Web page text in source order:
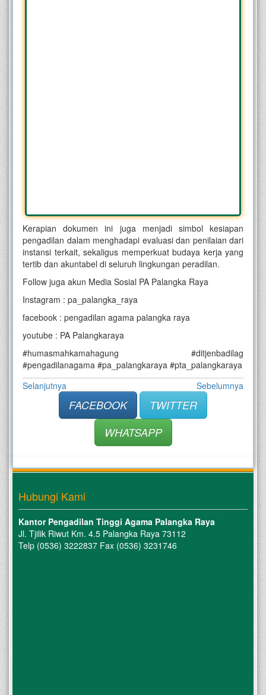
Kerapian dokumen ini juga menjadi simbol kesiapan
pengadilan dalam menghadapi evaluasi dan penilaian dari
instansi terkait, sekaligus memperkuat budaya kerja yang
tertib dan akuntabel di seluruh lingkungan peradilan.
Follow juga akun Media Sosial PA Palangka Raya
Instagram : pa_palangka_raya
facebook : pengadilan agama palangka raya
youtube : PA Palangkaraya
#humasmahkamahagung #ditjenbadilag
#pengadilanagama #pa_palangkaraya #pta_palangkaraya
Selanjutnya
Sebelumnya
FACEBOOK
TWITTER
WHATSAPP
Hubungi Kami
Kantor Pengadilan Tinggi Agama Palangka Raya
Jl. Tjilik Riwut Km. 4.5 Palangka Raya 73112
Telp (0536) 3222837 Fax (0536) 3231746